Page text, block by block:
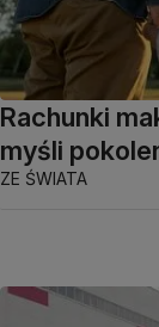
Rachunki
myśli
ZE ŚWIATA